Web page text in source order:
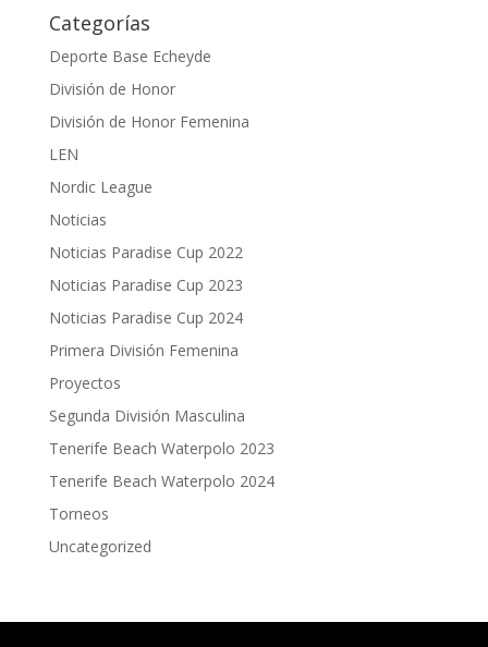
Categorías
Deporte Base Echeyde
División de Honor
División de Honor Femenina
LEN
Nordic League
Noticias
Noticias Paradise Cup 2022
Noticias Paradise Cup 2023
Noticias Paradise Cup 2024
Primera División Femenina
Proyectos
Segunda División Masculina
Tenerife Beach Waterpolo 2023
Tenerife Beach Waterpolo 2024
Torneos
Uncategorized